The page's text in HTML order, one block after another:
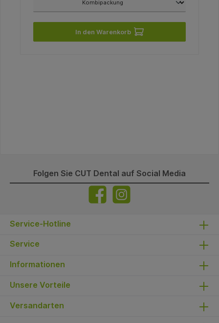
In den Warenkorb
Folgen Sie CUT Dental auf Social Media
Service-Hotline
Service
Informationen
Unsere Vorteile
Versandarten